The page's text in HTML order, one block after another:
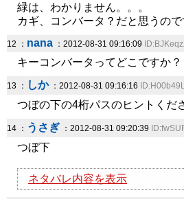
緑は、わかりません。。。
カギ、コンバータ？だと思うので
12 ： nana ：2012-08-31 09:16:09
キーコンバータってどこですか？
13 ： しか：2012-08-31 09:16:16
つぼの下の4桁パスのヒントくだ
14 ： うさぎ ：2012-08-31 09:20:39
つぼ下
ネタバレ内容を表示